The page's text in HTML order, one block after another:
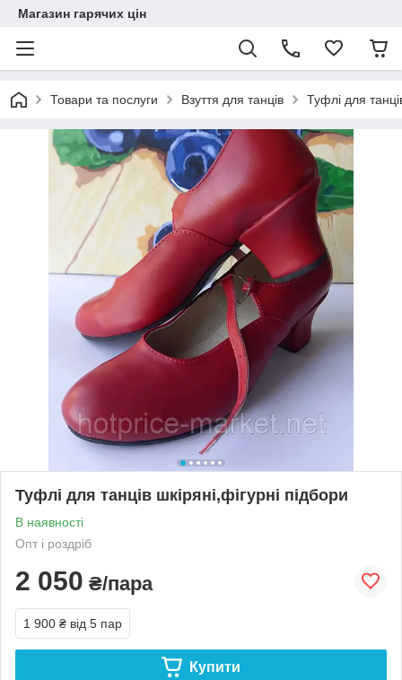
Магазин гарячих цін
Товари та послуги Взуття для танців Туфлі для
Туфлі для танців шкіряні,фігурні підбори
В наявності
Опт і роздріб
2 050 ₴/пара
1 900 ₴ від 5 пар
Купити